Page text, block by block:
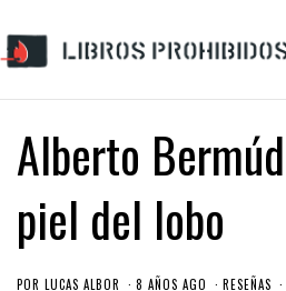
Alberto
piel del lobo
POR LUCAS ALBOR 8 AÑOS AGO RESEÑAS